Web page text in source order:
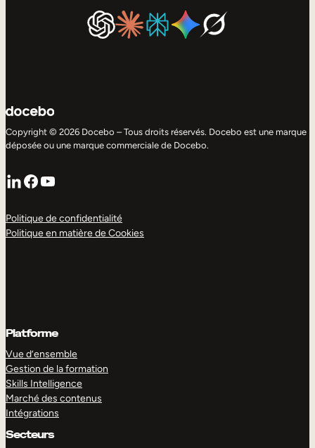
Copyright © 2026 Docebo – Tous droits réservés. Docebo est une marque
déposée ou une marque commerciale de Docebo.
LinkedIn
Facebook
YouTube
Politique de confidentialité
Politique en matière de Cookies
Platforme
Vue d’ensemble
Gestion de la formation
Skills Intelligence
Marché des contenus
Intégrations
Secteurs